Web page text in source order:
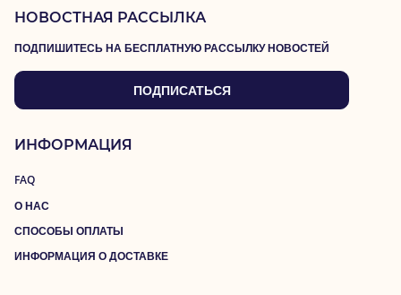
НОВОСТНАЯ РАССЫЛКА
ПОДПИШИТЕСЬ НА БЕСПЛАТНУЮ РАССЫЛКУ НОВОСТЕЙ
ПОДПИСАТЬСЯ
ИНФОРМАЦИЯ
FAQ
О НАС
СПОСОБЫ ОПЛАТЫ
ИНФОРМАЦИЯ О ДОСТАВКЕ